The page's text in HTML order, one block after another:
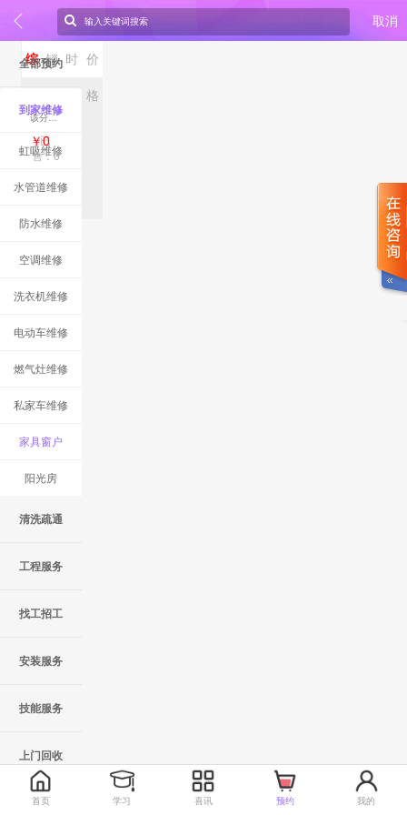
取消
首页 学习 喜讯 预约 我的
全部预约
到家维修
虹吸维修
水管道维修
防水维修
空调维修
洗衣机维修
电动车维修
燃气灶维修
私家车维修
家具窗户
阳光房
清洗疏通
工程服务
找工招工
安装服务
技能服务
上门回收
综 销 时 价
格
该分类下暂无商品
￥0
已
售：0